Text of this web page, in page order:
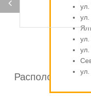
Расположение
ул.